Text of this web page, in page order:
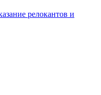
релокантов и